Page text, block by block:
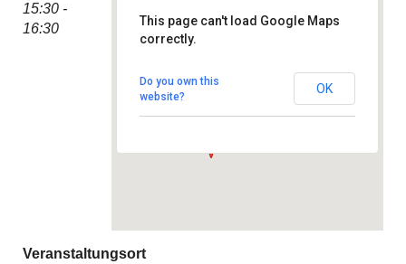
Hintzehof 9 - Hannover
Veranstaltungen
This page can't load Google Maps
correctly.
Do you own this
website?
OK
15:30 -
16:30
Veranstaltungsort